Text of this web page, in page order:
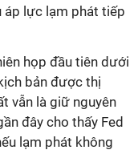
áp lực lạm phát tiếp
họp đầu tiên dưới
bản được thị
vẫn là giữ nguyên
đây cho thấy Fed
lạm phát không